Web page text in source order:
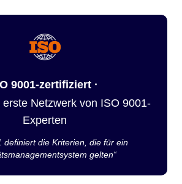
9001-zertifiziert ·
Netzwerk von ISO 9001-
Experten
definiert die Kriterien, die für ein
gelten“